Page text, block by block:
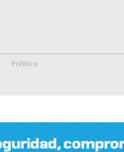
Politica